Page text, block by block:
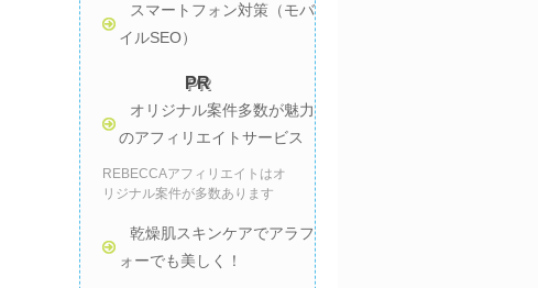
スマートフォン対策（モバ
イルSEO）
PR
オリジナル案件多数が魅力
のアフィリエイトサービス
REBECCAアフィリエイトはオ
リジナル案件が多数あります
乾燥肌スキンケアでアラフ
ォーでも美しく！